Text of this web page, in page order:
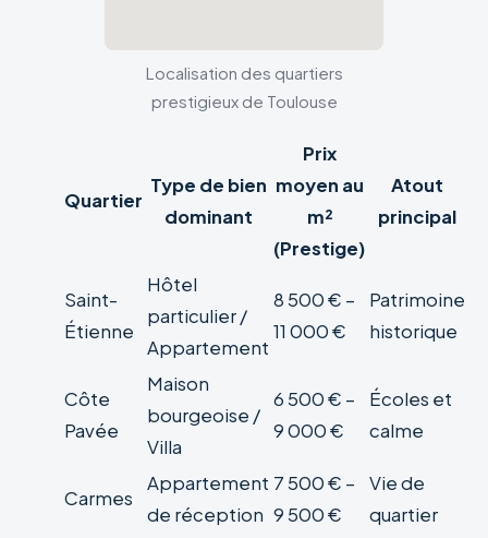
Localisation des quartiers
prestigieux de Toulouse
Quartier
Type de bien
dominant
Prix
moyen au
m²
(Prestige)
Atout
principal
Saint-
Étienne
Hôtel
particulier /
Appartement
8 500 € –
11 000 €
Patrimoine
historique
Côte
Pavée
Maison
bourgeoise /
Villa
6 500 € –
9 000 €
Écoles et
calme
Carmes
Appartement
de réception
7 500 € –
9 500 €
Vie de
quartier